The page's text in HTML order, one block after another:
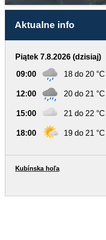
Aktualne info
Piątek 7.8.2026 (dzisiaj)
09:00 18 do 20 °C
12:00 20 do 21 °C
15:00 21 do 22 °C
18:00 19 do 21 °C
Kubínska hoľa